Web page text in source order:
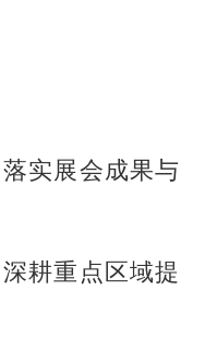
实展会成果与
耕重点区域提